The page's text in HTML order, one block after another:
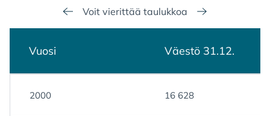
Voit vierittää taulukkoa
Vuosi Väestö 31.12.
2000 16 628